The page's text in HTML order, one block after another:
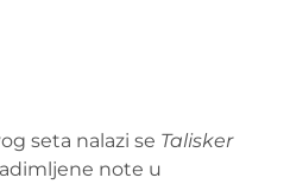
seta nalazi se Talisker
note u